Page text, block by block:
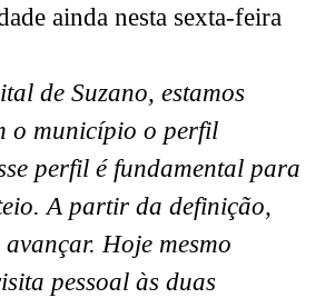
ainda nesta sexta-feira
de Suzano, estamos
o município o perfil
perfil é fundamental para
A partir da definição,
Hoje mesmo
pessoal às duas